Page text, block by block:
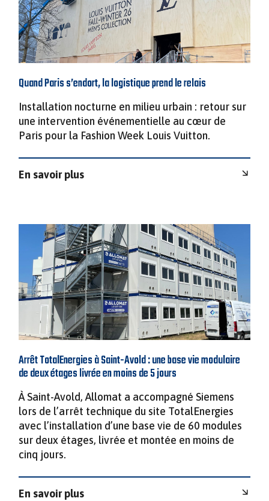
Quand Paris s’endort, la logistique prend le relais
Installation nocturne en milieu urbain : retour sur
une intervention événementielle au cœur de
Paris pour la Fashion Week Louis Vuitton.
En savoir plus
Arrêt TotalEnergies à Saint-Avold : une base vie modulaire
de deux étages livrée en moins de 5 jours
À Saint-Avold, Allomat a accompagné Siemens
lors de l’arrêt technique du site TotalEnergies
avec l’installation d’une base vie de 60 modules
sur deux étages, livrée et montée en moins de
cinq jours.
En savoir plus